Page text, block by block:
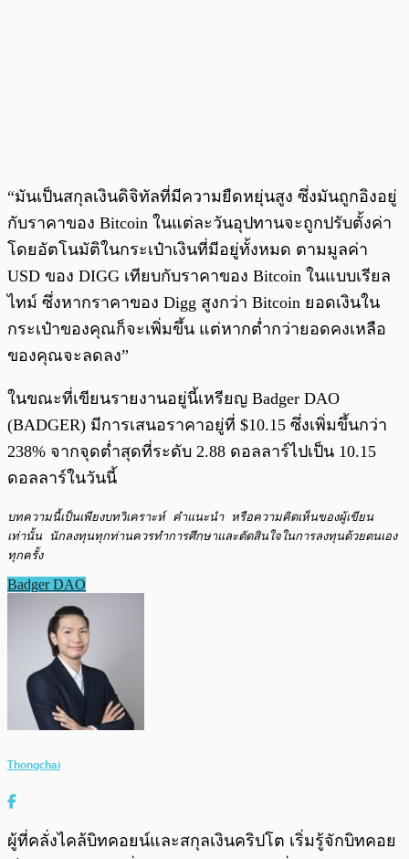
“มันเป็นสกุลเงินดิจิทัลที่มีความยืดหยุ่นสูง ซึ่งมันถูกอิงอยู่
กับราคาของ Bitcoin ในแต่ละวันอุปทานจะถูกปรับตั้งค่า
โดยอัตโนมัติในกระเป๋าเงินที่มีอยู่ทั้งหมด ตามมูลค่า
USD ของ DIGG เทียบกับราคาของ Bitcoin ในแบบเรียล
ไทม์ ซึ่งหากราคาของ Digg สูงกว่า Bitcoin ยอดเงินใน
กระเป๋าของคุณก็จะเพิ่มขึ้น แต่หากต่ำกว่ายอดคงเหลือ
ของคุณจะลดลง”
ในขณะที่เขียนรายงานอยู่นี้เหรียญ Badger DAO
(BADGER) มีการเสนอราคาอยู่ที่ $10.15 ซึ่งเพิ่มขึ้นกว่า
238% จากจุดต่ำสุดที่ระดับ 2.88 ดอลลาร์ไปเป็น 10.15
ดอลลาร์ในวันนี้
บทความนี้เป็นเพียงบทวิเคราะห์ คำแนะนำ หรือความคิดเห็นของผู้เขียน
เท่านั้น นักลงทุนทุกท่านควรทำการศึกษาและตัดสินใจในการลงทุนด้วยตนเอง
ทุกครั้ง
Badger DAO
Thongchai
ผู้ที่คลั่งไคล้บิทคอยน์และสกุลเงินคริปโต เริ่มรู้จักบิทคอย